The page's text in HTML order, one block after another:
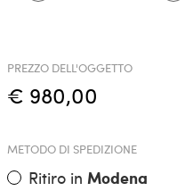
PREZZO DELL'OGGETTO
€ 980,00
METODO DI SPEDIZIONE
Ritiro in Modena